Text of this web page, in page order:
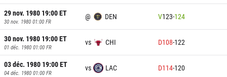
29 nov. 1980 19:00ET
30 nov. 1980 01:00 FR
@ DEN V123-124
30 nov. 1980 19:00ET
01 déc. 1980 01:00 FR
vs CHI D108-122
03 déc. 1980 19:00ET
04 déc. 1980 01:00 FR
vs LAC D114-120